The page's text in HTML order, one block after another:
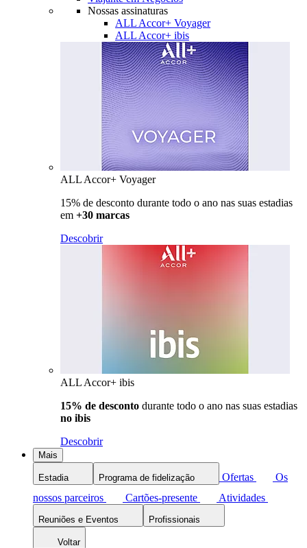
Nossas assinaturas
ALL Accor+ Voyager
ALL Accor+ ibis
ALL Accor+ Voyager
15% de desconto durante todo o ano nas suas estadias
em +30 marcas
Descobrir
ALL Accor+ ibis
15% de desconto durante todo o ano nas suas estadias
no ibis
Descobrir
Mais
Estadia Programa de fidelização Ofertas
Os
nossos parceiros
Cartões-presente Atividades
Reuniões e Eventos Profissionais
Voltar